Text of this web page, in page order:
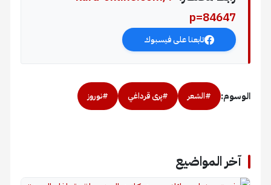
p=84647
تابعنا على فيسبوك
الوسوم: #الشعر #پری قرداغي #نوروز
آخر المواضيع